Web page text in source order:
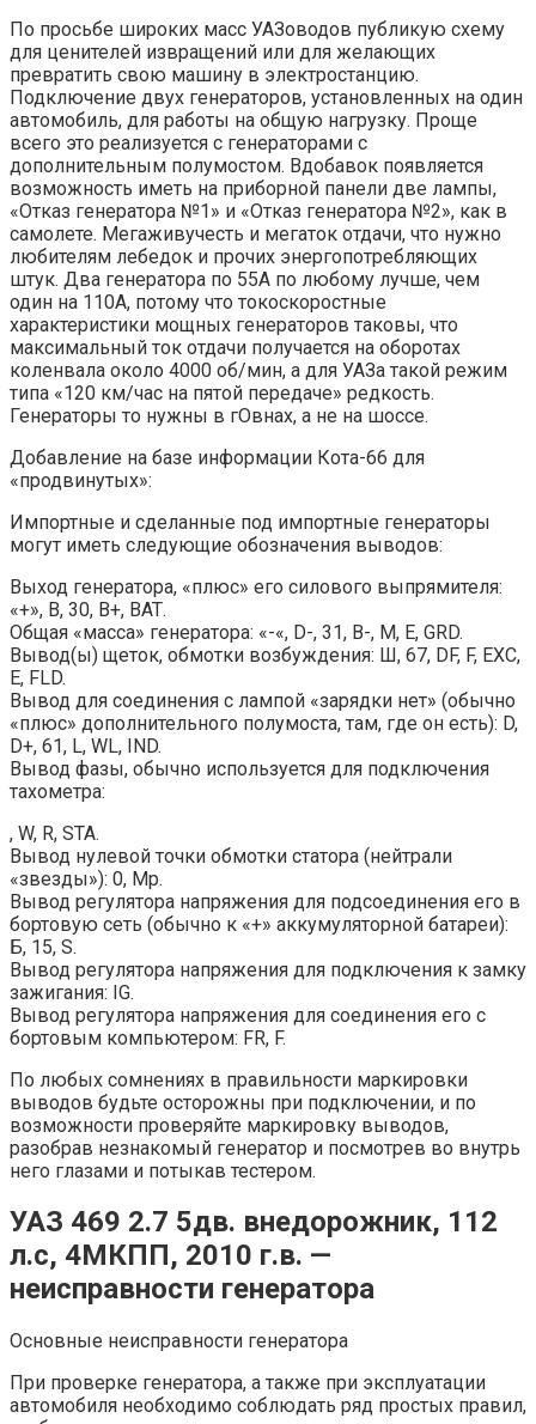
По просьбе широких масс УАЗоводов публикую схему
для ценителей извращений или для желающих
превратить свою машину в электростанцию.
Подключение двух генераторов, установленных на один
автомобиль, для работы на общую нагрузку. Проще
всего это реализуется с генераторами с
дополнительным полумостом. Вдобавок появляется
возможность иметь на приборной панели две лампы,
«Отказ генератора №1» и «Отказ генератора №2», как в
самолете. Мегаживучесть и мегаток отдачи, что нужно
любителям лебедок и прочих энергопотребляющих
штук. Два генератора по 55А по любому лучше, чем
один на 110А, потому что токоскоростные
характеристики мощных генераторов таковы, что
максимальный ток отдачи получается на оборотах
коленвала около 4000 об/мин, а для УАЗа такой режим
типа «120 км/час на пятой передаче» редкость.
Генераторы то нужны в гОвнах, а не на шоссе.
Добавление на базе информации Кота-66 для
«продвинутых»:
Импортные и сделанные под импортные генераторы
могут иметь следующие обозначения выводов:
Выход генератора, «плюс» его силового выпрямителя:
«+», В, 30, В+, ВАТ.
Общая «масса» генератора: «-«, D-, 31, В-, М, Е, GRD.
Вывод(ы) щеток, обмотки возбуждения: Ш, 67, DF, F, ЕХС,
Е, FLD.
Вывод для соединения с лампой «зарядки нет» (обычно
«плюс» дополнительного полумоста, там, где он есть): D,
D+, 61, L, WL, IND.
Вывод фазы, обычно используется для подключения
тахометра:
, W, R, STA.
Вывод нулевой точки обмотки статора (нейтрали
«звезды»): 0, Мр.
Вывод регулятора напряжения для подсоединения его в
бортовую сеть (обычно к «+» аккумуляторной батареи):
Б, 15, S.
Вывод регулятора напряжения для подключения к замку
зажигания: IG.
Вывод регулятора напряжения для соединения его с
бортовым компьютером: FR, F.
По любых сомнениях в правильности маркировки
выводов будьте осторожны при подключении, и по
возможности проверяйте маркировку выводов,
разобрав незнакомый генератор и посмотрев во внутрь
него глазами и потыкав тестером.
УАЗ 469 2.7 5дв. внедорожник, 112
л.с, 4МКПП, 2010 г.в. —
неисправности генератора
Основные неисправности генератора
При проверке генератора, а также при эксплуатации
автомобиля необходимо соблюдать ряд простых правил,